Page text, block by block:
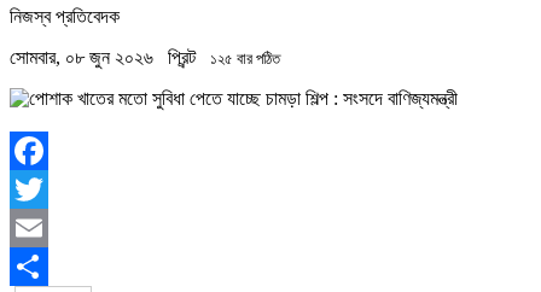
নিজস্ব প্রতিবেদক
সোমবার, ০৮ জুন ২০২৬ প্রিন্ট ১২৫ বার পঠিত
Facebook
Twitter
Email